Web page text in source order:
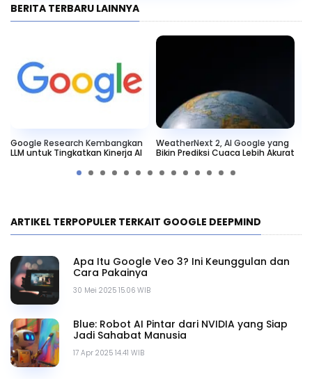
BERITA TERBARU LAINNYA
Google Research Kembangkan
LLM untuk Tingkatkan Kinerja AI
WeatherNext 2, AI Google yang
Bikin Prediksi Cuaca Lebih Akurat
ARTIKEL TERPOPULER TERKAIT GOOGLE DEEPMIND
30 Mei 2025 15.06 WIB
Apa Itu Google Veo 3? Ini Keunggulan dan
Cara Pakainya
17 Apr 2025 14.41 WIB
Blue: Robot AI Pintar dari NVIDIA yang Siap
Jadi Sahabat Manusia